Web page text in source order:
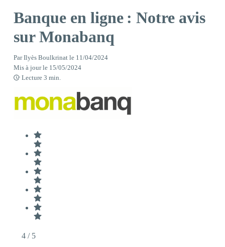
Banque en ligne : Notre avis
sur Monabanq
ParIlyès Boulkrinat le 11/04/2024
Mis à jour le 15/05/2024
Lecture 3 min.
4 / 5